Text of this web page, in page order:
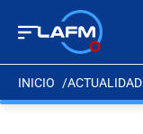
INICIO ACTUALIDAD